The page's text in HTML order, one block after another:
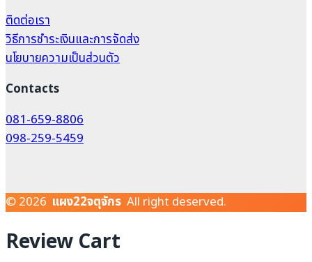
ติดต่อเรา
วิธีการชำระเงินและการจัดส่ง
นโยบายความเป็นส่วนตัว
Contacts
081-659-8806
098-259-5459
© 2026 แผง22จตุจักร All right deserved.
Review Cart